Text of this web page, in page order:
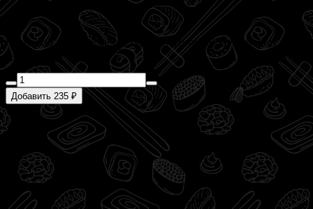
Начинкой ролла является тунец, обернутый в рис и лист нори.
140 гр.
Добавить 235 ₽